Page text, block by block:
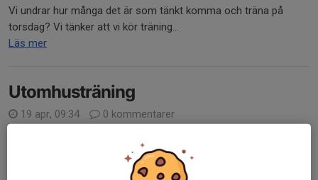
Vi undrar hur många det är som tänkt komma och träna på
torsdag? Vi tänker att vi kör träning...
Läs mer
Utomhusträning
19 apr, 09:34
0 kommentarer
utomhussäsongen ⚽️ vi kommer träna torsdagar framöver och
kör igång redan på torsdag 23/4. 17.30-18.30. Torsdagen efter